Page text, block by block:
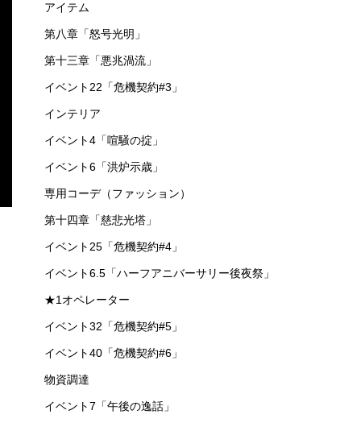
アイテム
第八章「怒号光明」
第十三章「悪兆渦流」
イベント22「危機契約#3」
インテリア
イベント4「喧騒の掟」
イベント6「洪炉示歳」
専用コーデ（ファッション）
第十四章「慈悲光塔」
イベント25「危機契約#4」
イベント6.5「ハーフアニバーサリー後夜祭」
★1オペレーター
イベント32「危機契約#5」
イベント40「危機契約#6」
物資調達
イベント7「午後の逸話」